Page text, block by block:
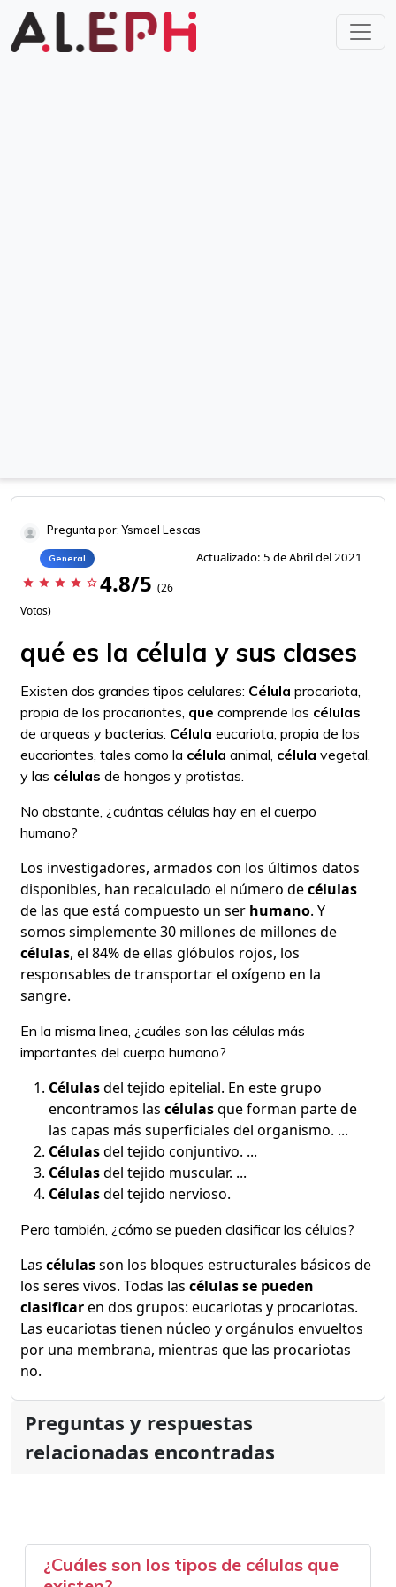
Pregunta por: Ysmael Lescas
General Actualizado: 5 de Abril del 2021
star star star star star_border 4.8/5 (26
Votos)
qué es la célula y sus clases
Existen dos grandes tipos celulares: Célula procariota,
propia de los procariontes, que comprende las células
de arqueas y bacterias. Célula eucariota, propia de los
eucariontes, tales como la célula animal, célula vegetal,
y las células de hongos y protistas.
No obstante, ¿cuántas células hay en el cuerpo
humano?
Los investigadores, armados con los últimos datos
disponibles, han recalculado el número decélulas
de las que está compuesto un ser humano. Y
somos simplemente 30 millones de millones de
células, el 84% de ellas glóbulos rojos, los
responsables de transportar el oxígeno en la
sangre.
En la misma linea, ¿cuáles son las células más
importantes del cuerpo humano?
Célulasdel tejido epitelial. En este grupo
encontramos las célulasque forman parte de
las capas más superficiales del organismo. ...
Célulasdel tejido conjuntivo. ...
Célulasdel tejido muscular. ...
Célulasdel tejido nervioso.
Pero también, ¿cómo se pueden clasificar las células?
Las célulasson los bloques estructurales básicos de
los seres vivos. Todas las células se pueden
clasificaren dos grupos: eucariotas y procariotas.
Las eucariotas tienen núcleo y orgánulos envueltos
por una membrana, mientras que las procariotas
no.
Preguntas y respuestas
relacionadas encontradas
¿Cuáles son los tipos de células que